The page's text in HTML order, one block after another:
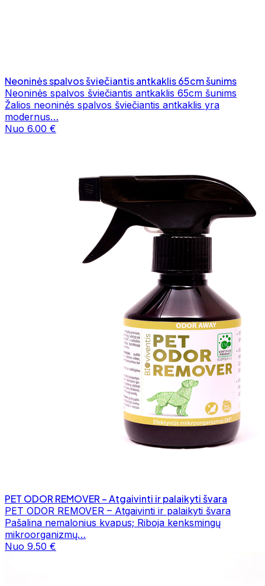
Neoninės spalvos šviečiantis antkaklis 65cm šunims
Neoninės spalvos šviečiantis antkaklis 65cm šunims
Žalios neoninės spalvos šviečiantis antkaklis yra
modernus…
Nuo 6.00 €
PET ODOR REMOVER – Atgaivinti ir palaikyti švara
PET ODOR REMOVER – Atgaivinti ir palaikyti švara
Pašalina nemalonius kvapus; Riboja kenksmingų
mikroorganizmų…
Nuo 9.50 €